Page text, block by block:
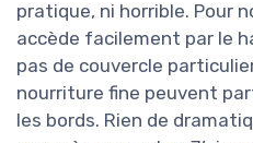
pratique, ni horrible. Pour
accède facilement par le
pas de couvercle
nourriture fine peuvent
les bords. Rien de